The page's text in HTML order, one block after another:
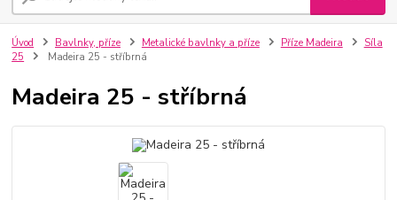
Úvod Bavlnky, příze Metalické bavlnky a příze Příze Madeira
Síla
25
Madeira 25 - stříbrná
Madeira 25 - stříbrná